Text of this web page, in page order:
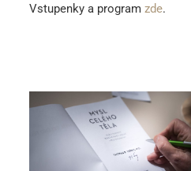
Vstupenky a program zde.